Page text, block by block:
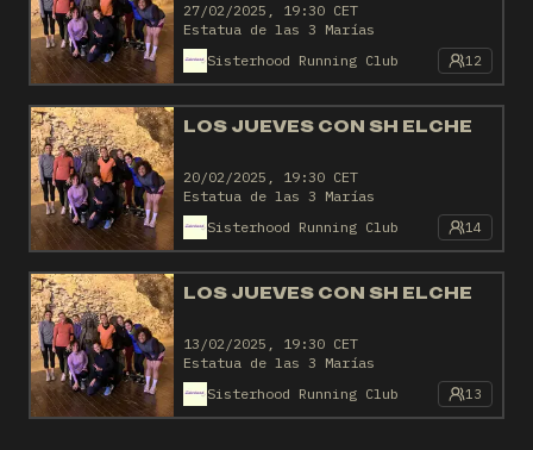
27/02/2025, 19:30 CET
Estatua de las 3 Marías
Sisterhood Running Club
12
LOS JUEVES CON SH ELCHE
20/02/2025, 19:30 CET
Estatua de las 3 Marías
Sisterhood Running Club
14
LOS JUEVES CON SH ELCHE
13/02/2025, 19:30 CET
Estatua de las 3 Marías
Sisterhood Running Club
13